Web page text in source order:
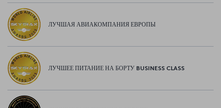
ЛУЧШАЯ АВИАКОМПАНИЯ ЕВРОПЫ
ЛУЧШЕЕ ПИТАНИЕ НА БОРТУ BUSINESS CLASS